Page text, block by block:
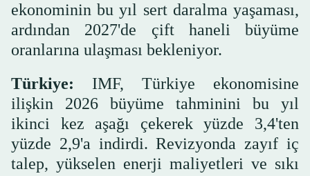
ekonominin bu yıl sert daralma yaşaması,
ardından 2027'de çift haneli büyüme
oranlarına ulaşması bekleniyor.
Türkiye: IMF, Türkiye ekonomisine
ilişkin 2026 büyüme tahminini bu yıl
ikinci kez aşağı çekerek yüzde 3,4'ten
yüzde 2,9'a indirdi. Revizyonda zayıf iç
talep, yükselen enerji maliyetleri ve sıkı